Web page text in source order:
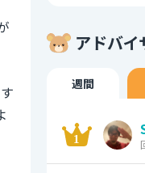
アドバ
週間